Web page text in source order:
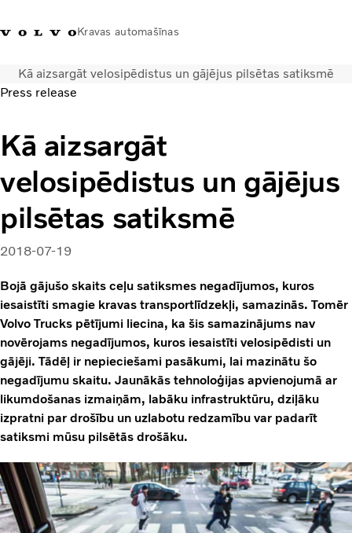
Kravas automašīnas
+371 20293001Volvo Trucks veikalsIenāktLatvija
Transporta risinājumi
Kravas automašīnas
Pakalpojumi
Tuvākās darbnīcas meklēšana
Jaunumi
Par mums
Sazināties ar mums
Kā aizsargāt velosipēdistus un gājējus pilsētas satiksmē
Press release
Kā aizsargāt
velosipēdistus un gājējus
pilsētas satiksmē
2018-07-19
Bojā gājušo skaits ceļu satiksmes negadījumos, kuros
iesaistīti smagie kravas transportlīdzekļi, samazinās. Tomēr
Volvo Trucks pētījumi liecina, ka šis samazinājums nav
novērojams negadījumos, kuros iesaistīti velosipēdisti un
gājēji. Tādēļ ir nepieciešami pasākumi, lai mazinātu šo
negadījumu skaitu. Jaunākās tehnoloģijas apvienojumā ar
likumdošanas izmaiņām, labāku infrastruktūru, dziļāku
izpratni par drošību un uzlabotu redzamību var padarīt
satiksmi mūsu pilsētās drošāku.